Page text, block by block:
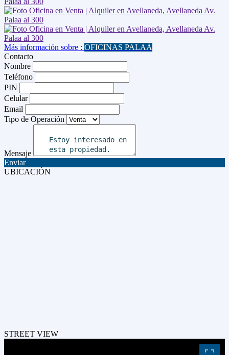
Más información sobre : OFICINAS PALAÁ
Contacto
Nombre
Teléfono
PIN
Celular
Email
Tipo de Operación
Mensaje
Enviar
UBICACIÓN
STREET VIEW